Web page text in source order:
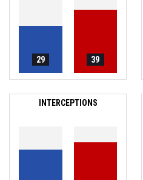
29 39
INTERCEPTIONS